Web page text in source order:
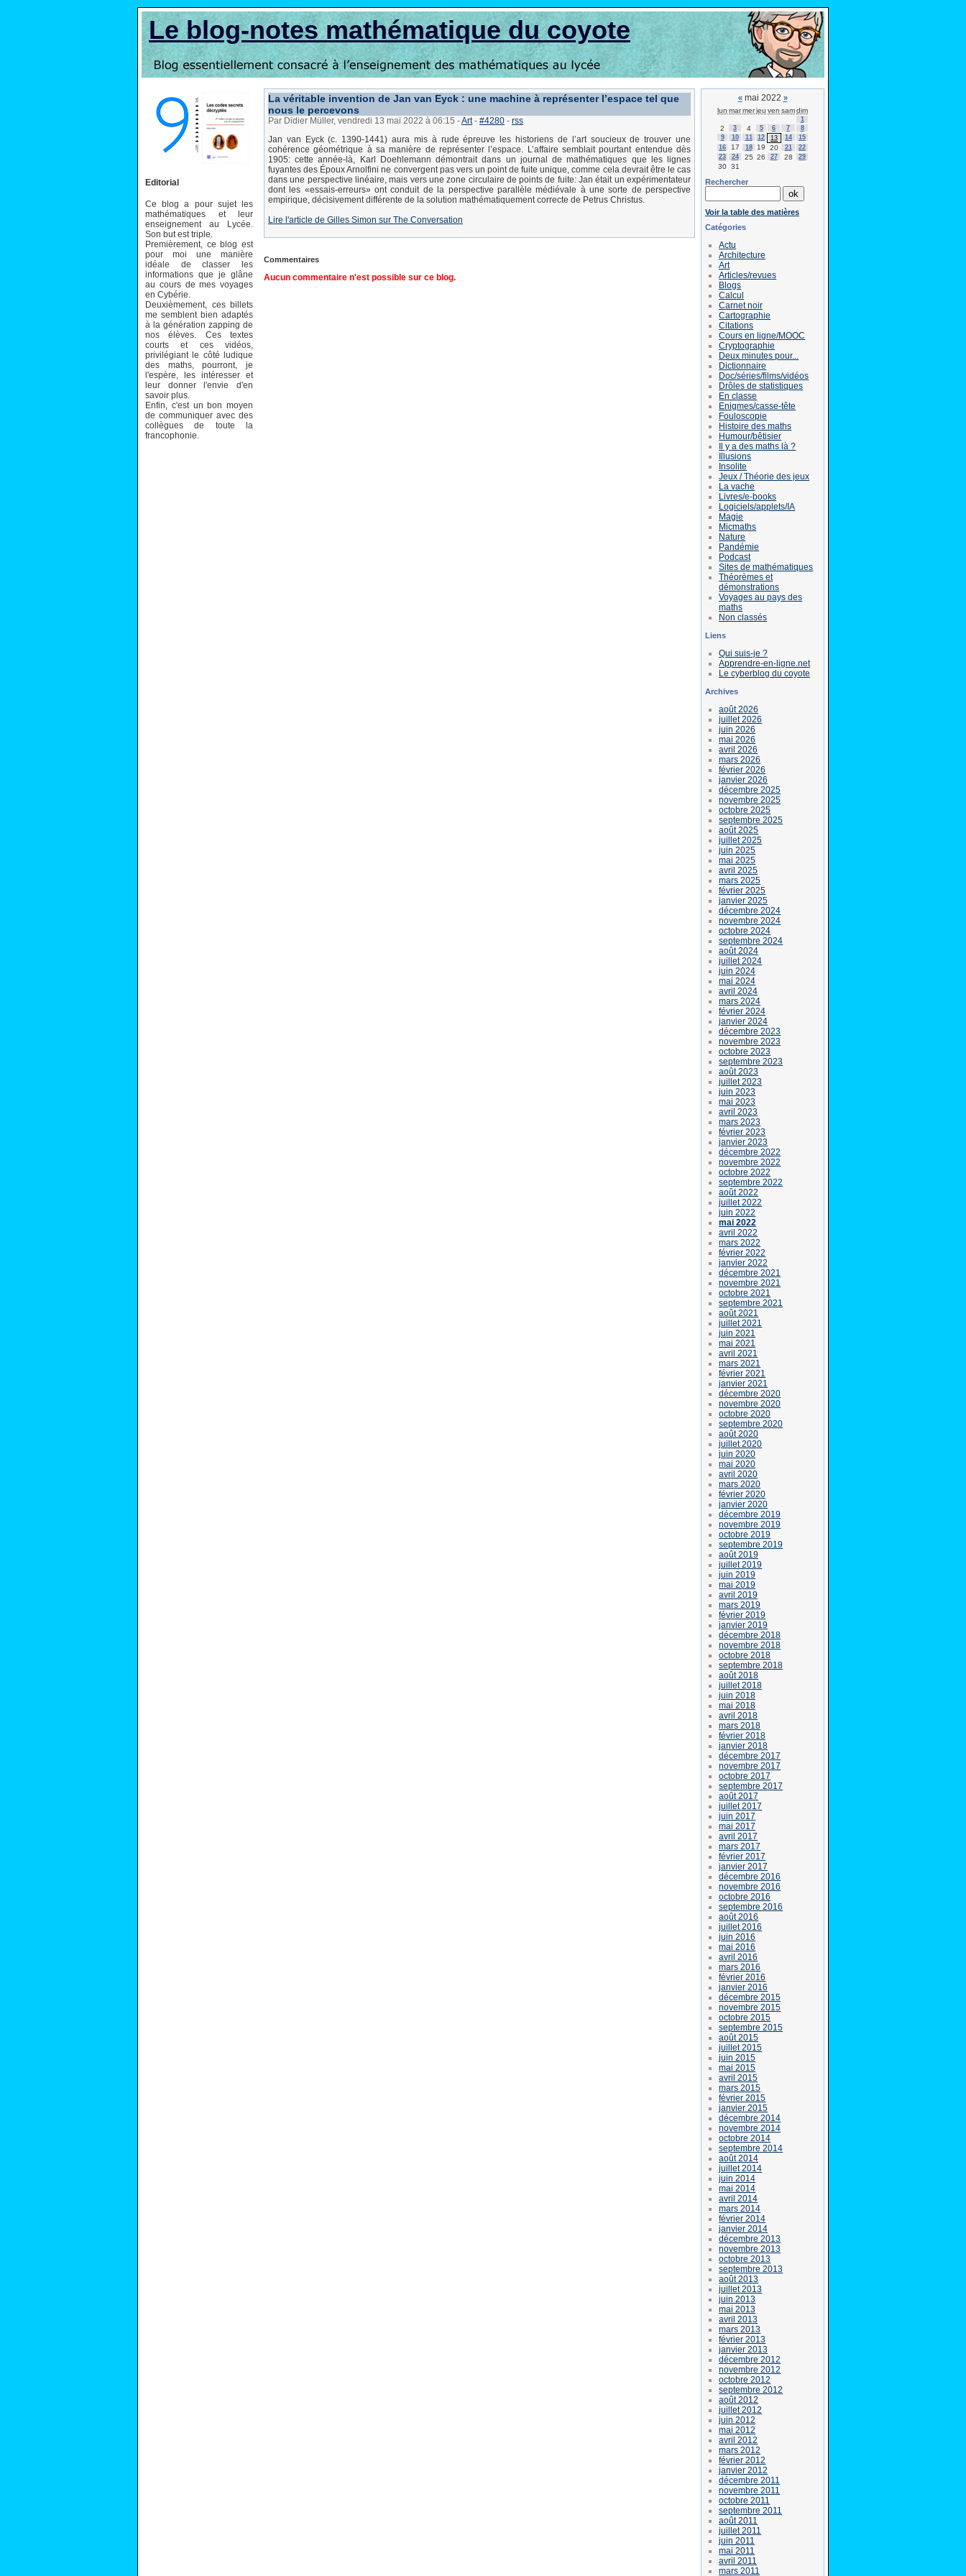
Le blog-notes mathématique du coyote
Editorial
Ce blog a pour sujet les
mathématiques et leur
enseignement au Lycée.
Son but est triple.
Premièrement, ce blog est
pour moi une manière
idéale de classer les
informations que je glâne
au cours de mes voyages
en Cybérie.
Deuxièmement, ces billets
me semblent bien adaptés
à la génération zapping de
nos élèves. Ces textes
courts et ces vidéos,
privilégiant le côté ludique
des maths, pourront, je
l'espère, les intéresser et
leur donner l'envie d'en
savoir plus.
Enfin, c'est un bon moyen
de communiquer avec des
collègues de toute la
francophonie.
La véritable invention de Jan van Eyck : une machine à représenter l’espace tel que
nous le percevons
Par Didier Müller, vendredi 13 mai 2022 à 06:15 -Art - #4280 - rss
Jan van Eyck (c. 1390-1441) aura mis à rude épreuve les historiens de l’art soucieux de trouver une
cohérence géométrique à sa manière de représenter l’espace. L’affaire semblait pourtant entendue dès
1905: cette année-là, Karl Doehlemann démontrait dans un journal de mathématiques que les lignes
fuyantes des Époux Arnolfini ne convergent pas vers un point de fuite unique, comme cela devrait être le cas
dans une perspective linéaire, mais vers une zone circulaire de points de fuite: Jan était un expérimentateur
dont les «essais-erreurs» ont conduit de la perspective parallèle médiévale à une sorte de perspective
empirique, décisivement différente de la solution mathématiquement correcte de Petrus Christus.
Lire l'article de Gilles Simon sur The Conversation
Commentaires
Aucun commentaire n'est possible sur ce blog.
«mai 2022 »
lun marmerjeu ven samdim
1
2 3 4 5 6 7
8
9
10 11 12 13 14
15
16
17 18 19 20 21
22
23
24 25 26 27 28 29
30 31
Rechercher
Voir la table des matières
Catégories
Actu
Architecture
Art
Articles/revues
Blogs
Calcul
Carnet noir
Cartographie
Citations
Cours en ligne/MOOC
Cryptographie
Deux minutes pour...
Dictionnaire
Doc/séries/films/vidéos
Drôles de statistiques
En classe
Enigmes/casse-tête
Fouloscopie
Histoire des maths
Humour/bêtisier
Il y a des maths là ?
Illusions
Insolite
Jeux / Théorie des jeux
La vache
Livres/e-books
Logiciels/applets/IA
Magie
Micmaths
Nature
Pandémie
Podcast
Sites de mathématiques
Théorèmes et
démonstrations
Voyages au pays des
maths
Non classés
Liens
Qui suis-je ?
Apprendre-en-ligne.net
Le cyberblog du coyote
Archives
août 2026
juillet 2026
juin 2026
mai 2026
avril 2026
mars 2026
février 2026
janvier 2026
décembre 2025
novembre 2025
octobre 2025
septembre 2025
août 2025
juillet 2025
juin 2025
mai 2025
avril 2025
mars 2025
février 2025
janvier 2025
décembre 2024
novembre 2024
octobre 2024
septembre 2024
août 2024
juillet 2024
juin 2024
mai 2024
avril 2024
mars 2024
février 2024
janvier 2024
décembre 2023
novembre 2023
octobre 2023
septembre 2023
août 2023
juillet 2023
juin 2023
mai 2023
avril 2023
mars 2023
février 2023
janvier 2023
décembre 2022
novembre 2022
octobre 2022
septembre 2022
août 2022
juillet 2022
juin 2022
mai 2022
avril 2022
mars 2022
février 2022
janvier 2022
décembre 2021
novembre 2021
octobre 2021
septembre 2021
août 2021
juillet 2021
juin 2021
mai 2021
avril 2021
mars 2021
février 2021
janvier 2021
décembre 2020
novembre 2020
octobre 2020
septembre 2020
août 2020
juillet 2020
juin 2020
mai 2020
avril 2020
mars 2020
février 2020
janvier 2020
décembre 2019
novembre 2019
octobre 2019
septembre 2019
août 2019
juillet 2019
juin 2019
mai 2019
avril 2019
mars 2019
février 2019
janvier 2019
décembre 2018
novembre 2018
octobre 2018
septembre 2018
août 2018
juillet 2018
juin 2018
mai 2018
avril 2018
mars 2018
février 2018
janvier 2018
décembre 2017
novembre 2017
octobre 2017
septembre 2017
août 2017
juillet 2017
juin 2017
mai 2017
avril 2017
mars 2017
février 2017
janvier 2017
décembre 2016
novembre 2016
octobre 2016
septembre 2016
août 2016
juillet 2016
juin 2016
mai 2016
avril 2016
mars 2016
février 2016
janvier 2016
décembre 2015
novembre 2015
octobre 2015
septembre 2015
août 2015
juillet 2015
juin 2015
mai 2015
avril 2015
mars 2015
février 2015
janvier 2015
décembre 2014
novembre 2014
octobre 2014
septembre 2014
août 2014
juillet 2014
juin 2014
mai 2014
avril 2014
mars 2014
février 2014
janvier 2014
décembre 2013
novembre 2013
octobre 2013
septembre 2013
août 2013
juillet 2013
juin 2013
mai 2013
avril 2013
mars 2013
février 2013
janvier 2013
décembre 2012
novembre 2012
octobre 2012
septembre 2012
août 2012
juillet 2012
juin 2012
mai 2012
avril 2012
mars 2012
février 2012
janvier 2012
décembre 2011
novembre 2011
octobre 2011
septembre 2011
août 2011
juillet 2011
juin 2011
mai 2011
avril 2011
mars 2011